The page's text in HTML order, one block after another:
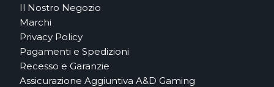
Il Nostro Negozio
Marchi
Privacy Policy
Pagamenti e Spedizioni
Recesso e Garanzie
Assicurazione Aggiuntiva A&D Gaming